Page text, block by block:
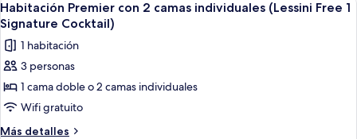
1
Cocktail)
Of
Saigon's
Night,
Cocktail)
todas
las
fotos
de
Habitación
Premier
con
21
Habitación Premier con 2 camas individuales (Lessini Free 1
Signature Cocktail)
1 habitación
3 personas
1 cama doble o 2 camas individuales
Wifi gratuito
Más detalles
Más